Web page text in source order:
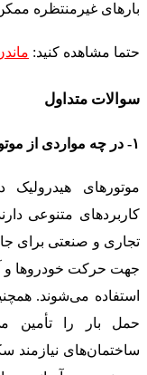
بارهای غیرمنتظره
حتما مشاهده کنید:
سوالات متداول
۱- در چه مواردی از موتور های هیدرولیک استفاده می شود؟
موتورهای هیدرولیک
کاربردهای متنوعی
تجاری و صنعتی برای
جهت حرکت خودروها و
استفاده می‌شوند.
حمل بار را تأمین
ساختمان‌های نیازمند